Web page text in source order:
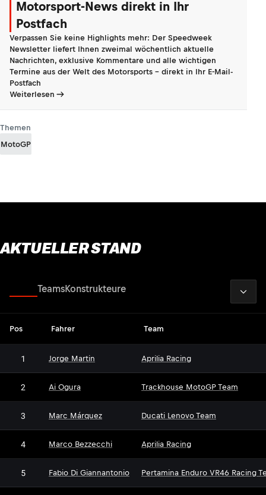
Motorsport-News direkt in Ihr
Postfach
Verpassen Sie keine Highlights mehr: Der Speedweek
Newsletter liefert Ihnen zweimal wöchentlich aktuelle
Nachrichten, exklusive Kommentare und alle wichtigen
Termine aus der Welt des Motorsports - direkt in Ihr E-Mail-
Postfach
Weiterlesen
Themen
MotoGP
AKTUELLER STAND
TeamsKonstrukteure
Pos Fahrer Team
1 Jorge Martin Aprilia Racing
2 Ai Ogura Trackhouse MotoGP Team
3 Marc Márquez Ducati Lenovo Team
4 Marco Bezzecchi Aprilia Racing
5 Fabio Di Giannantonio Pertamina Enduro VR46 Racing